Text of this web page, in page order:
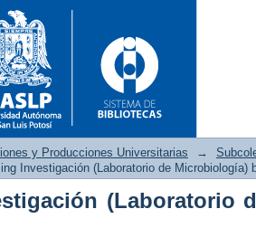
Investigación
y Producciones Universitarias →
Investigación (Laboratorio de Microbiología)
(Laboratorio